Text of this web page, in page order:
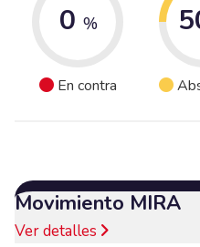
0 %
En contra
Movimiento MIRA
Ver detalles